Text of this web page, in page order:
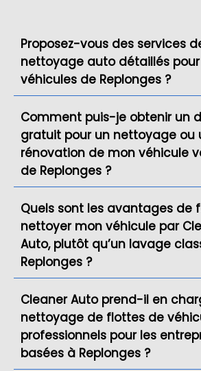
Proposez-vous des services
nettoyage auto détaillés
véhicules de Replonges ?
Comment puis-je obtenir un
gratuit pour un nettoyage ou
rénovation de mon véhicule
de Replonges ?
Quels sont les avantages de
nettoyer mon véhicule par
Auto, plutôt qu’un lavage
Replonges ?
Cleaner Auto prend-il en
nettoyage de flottes de
professionnels pour les
basées à Replonges ?